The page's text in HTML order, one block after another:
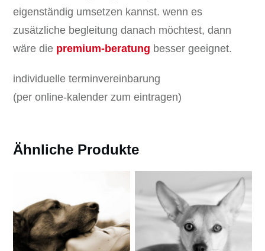
eigenständig umsetzen kannst. wenn es
zusätzliche begleitung danach möchtest, dann
wäre die premium-beratung besser geeignet.
individuelle terminvereinbarung
(per online-kalender zum eintragen)
Ähnliche Produkte